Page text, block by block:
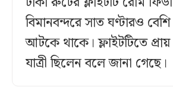
বিমানবন্দরে সাত ঘণ্টারও
আটকে থাকে। ফ্লাইটটিতে
যাত্রী ছিলেন বলে জানা গেছে।